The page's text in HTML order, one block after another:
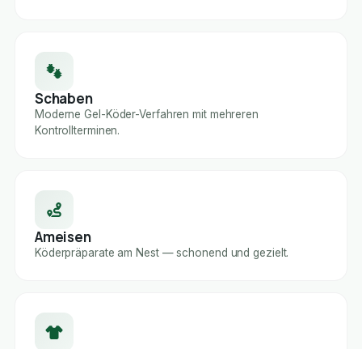
Schaben
Moderne Gel-Köder-Verfahren mit mehreren
Kontrollterminen.
Ameisen
Köderpräparate am Nest — schonend und gezielt.